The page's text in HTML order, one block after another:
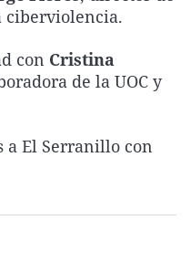
Gente viajera
Retornados
Operación Viuda
Galicia
Navarra
Televisión
ciberviolencia.
con Cristina
de la UOC y
a El Serranillo con